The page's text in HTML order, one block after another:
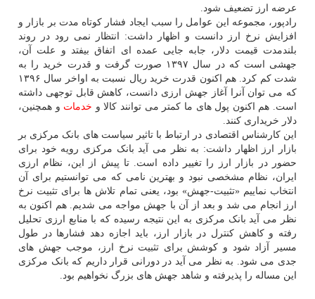
عرضه ارز تضعیف شود.
رادپور، مجموعه این عوامل را سبب ایجاد فشار کوتاه مدت بر بازار و
افزایش نرخ ارز دانست و اظهار داشت: انتظار نمی رود در روند
بلندمدت قیمت دلار، جابه جایی عمده ای اتفاق بیفتد و علت آن،
جهشی است که در سال ۱۳۹۷ صورت گرفت و قدرت خرید را به
شدت کم کرد. هم اکنون قدرت خرید ریال نسبت به اواخر سال ۱۳۹۶
که می توان آنرا آغاز جهش ارزی دانست، کاهش قابل توجهی داشته
است. هم اکنون پول های ما کمتر می توانند کالا و خدمات و همچنین،
دلار خریداری کنند.
این کارشناس اقتصادی در ارتباط با تاثیر سیاست های بانک مرکزی بر
بازار ارز اظهار داشت: به نظر می آید بانک مرکزی رویه خود برای
حضور در بازار ارز را تغییر داده است. تا پیش از این، نظام ارزی
ایران، نظام مشخصی نبود و بهترین نامی که می توانستیم برای آن
انتخاب نماییم «تثبیت-جهش» بود، یعنی تمام تلاش ها برای تثبیت نرخ
ارز انجام می شد و بعد از آن با جهش مواجه می شدیم. هم اکنون به
نظر می آید بانک مرکزی به این نتیجه رسیده که با منابع ارزی تحلیل
رفته و کاهش کنترل در بازار ارز، باید اجازه دهد فشارها در طول
مسیر آزاد شود و کوشش برای تثبیت نرخ ارز، موجب جهش های
جدی می شود. به نظر می آید در دورانی قرار داریم که بانک مرکزی
این مساله را پذیرفته و شاهد جهش های بزرگ نخواهیم بود.